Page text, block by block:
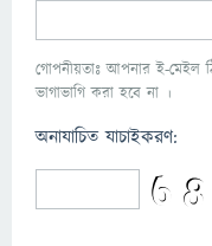
গোপনীয়তাঃ আপনার ই-মেইল
ভাগাভাগি করা হবে না ।
অনাযাচিত যাচাইকরণ: